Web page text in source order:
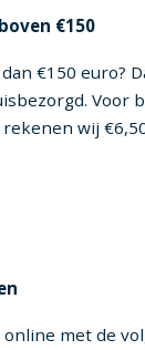
€150
€150 euro?
Voor
wij
met de